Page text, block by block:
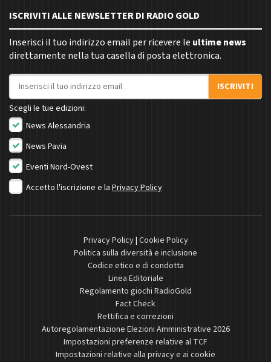
ISCRIVITI ALLE NEWSLETTER DI RADIO GOLD
Inserisci il tuo indirizzo email per ricevere le ultime news
direttamente nella tua casella di posta elettronica.
Indirizzo email
ISCRIVITI
Scegli le tue edizioni:
News Alessandria
News Pavia
Eventi Nord-Ovest
Accetto l'iscrizione e la Privacy Policy
Privacy Policy| Cookie Policy
Politica sulla diversità e inclusione
Codice etico e di condotta
Linea Editoriale
Regolamento giochi RadioGold
Fact Check
Rettifica e correzioni
Autoregolamentazione Elezioni Amministrative 2026
Impostazioni preferenze relative al TCF
Impostazioni relative alla privacy e ai cookie